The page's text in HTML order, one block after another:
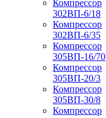
Компрессор
302ВП-6/18
Компрессор
302ВП-6/35
Компрессор
305ВП-16/70
Компрессор
305ВП-20/3
Компрессор
305ВП-30/8
Компрессор